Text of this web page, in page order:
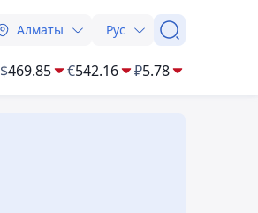
Алматы Рус
$469.85 €542.16 ₽5.78